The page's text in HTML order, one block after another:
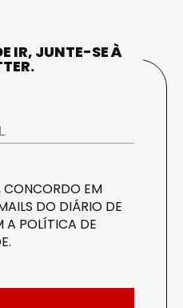
IR, JUNTE-SE À
CONCORDO EM
DO DIÁRIO DE
A POLÍTICA DE
.